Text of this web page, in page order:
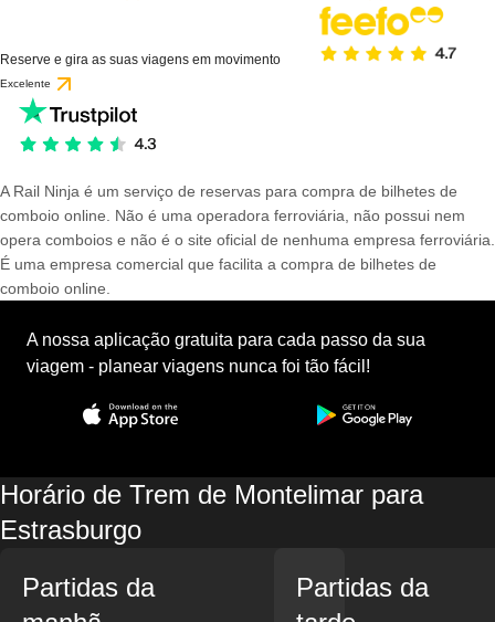
Reserve e gira as suas viagens em movimento
Excelente
A Rail Ninja é um serviço de reservas para compra de bilhetes de
comboio online. Não é uma operadora ferroviária, não possui nem
opera comboios e não é o site oficial de nenhuma empresa ferroviária.
É uma empresa comercial que facilita a compra de bilhetes de
comboio online.
A nossa aplicação gratuita para cada passo da sua
viagem - planear viagens nunca foi tão fácil!
Horário de Trem de Montelimar para
Estrasburgo
Partidas da
Partidas da